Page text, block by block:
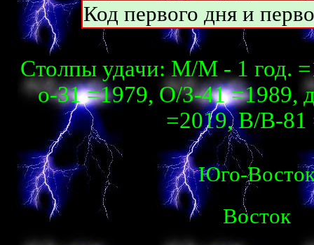
Код первого дня и
Столпы удачи: М/М - 1 год.
о-31 =1979, О/З-41 =1989,
=2019, В/В-81
Юго-
Восток